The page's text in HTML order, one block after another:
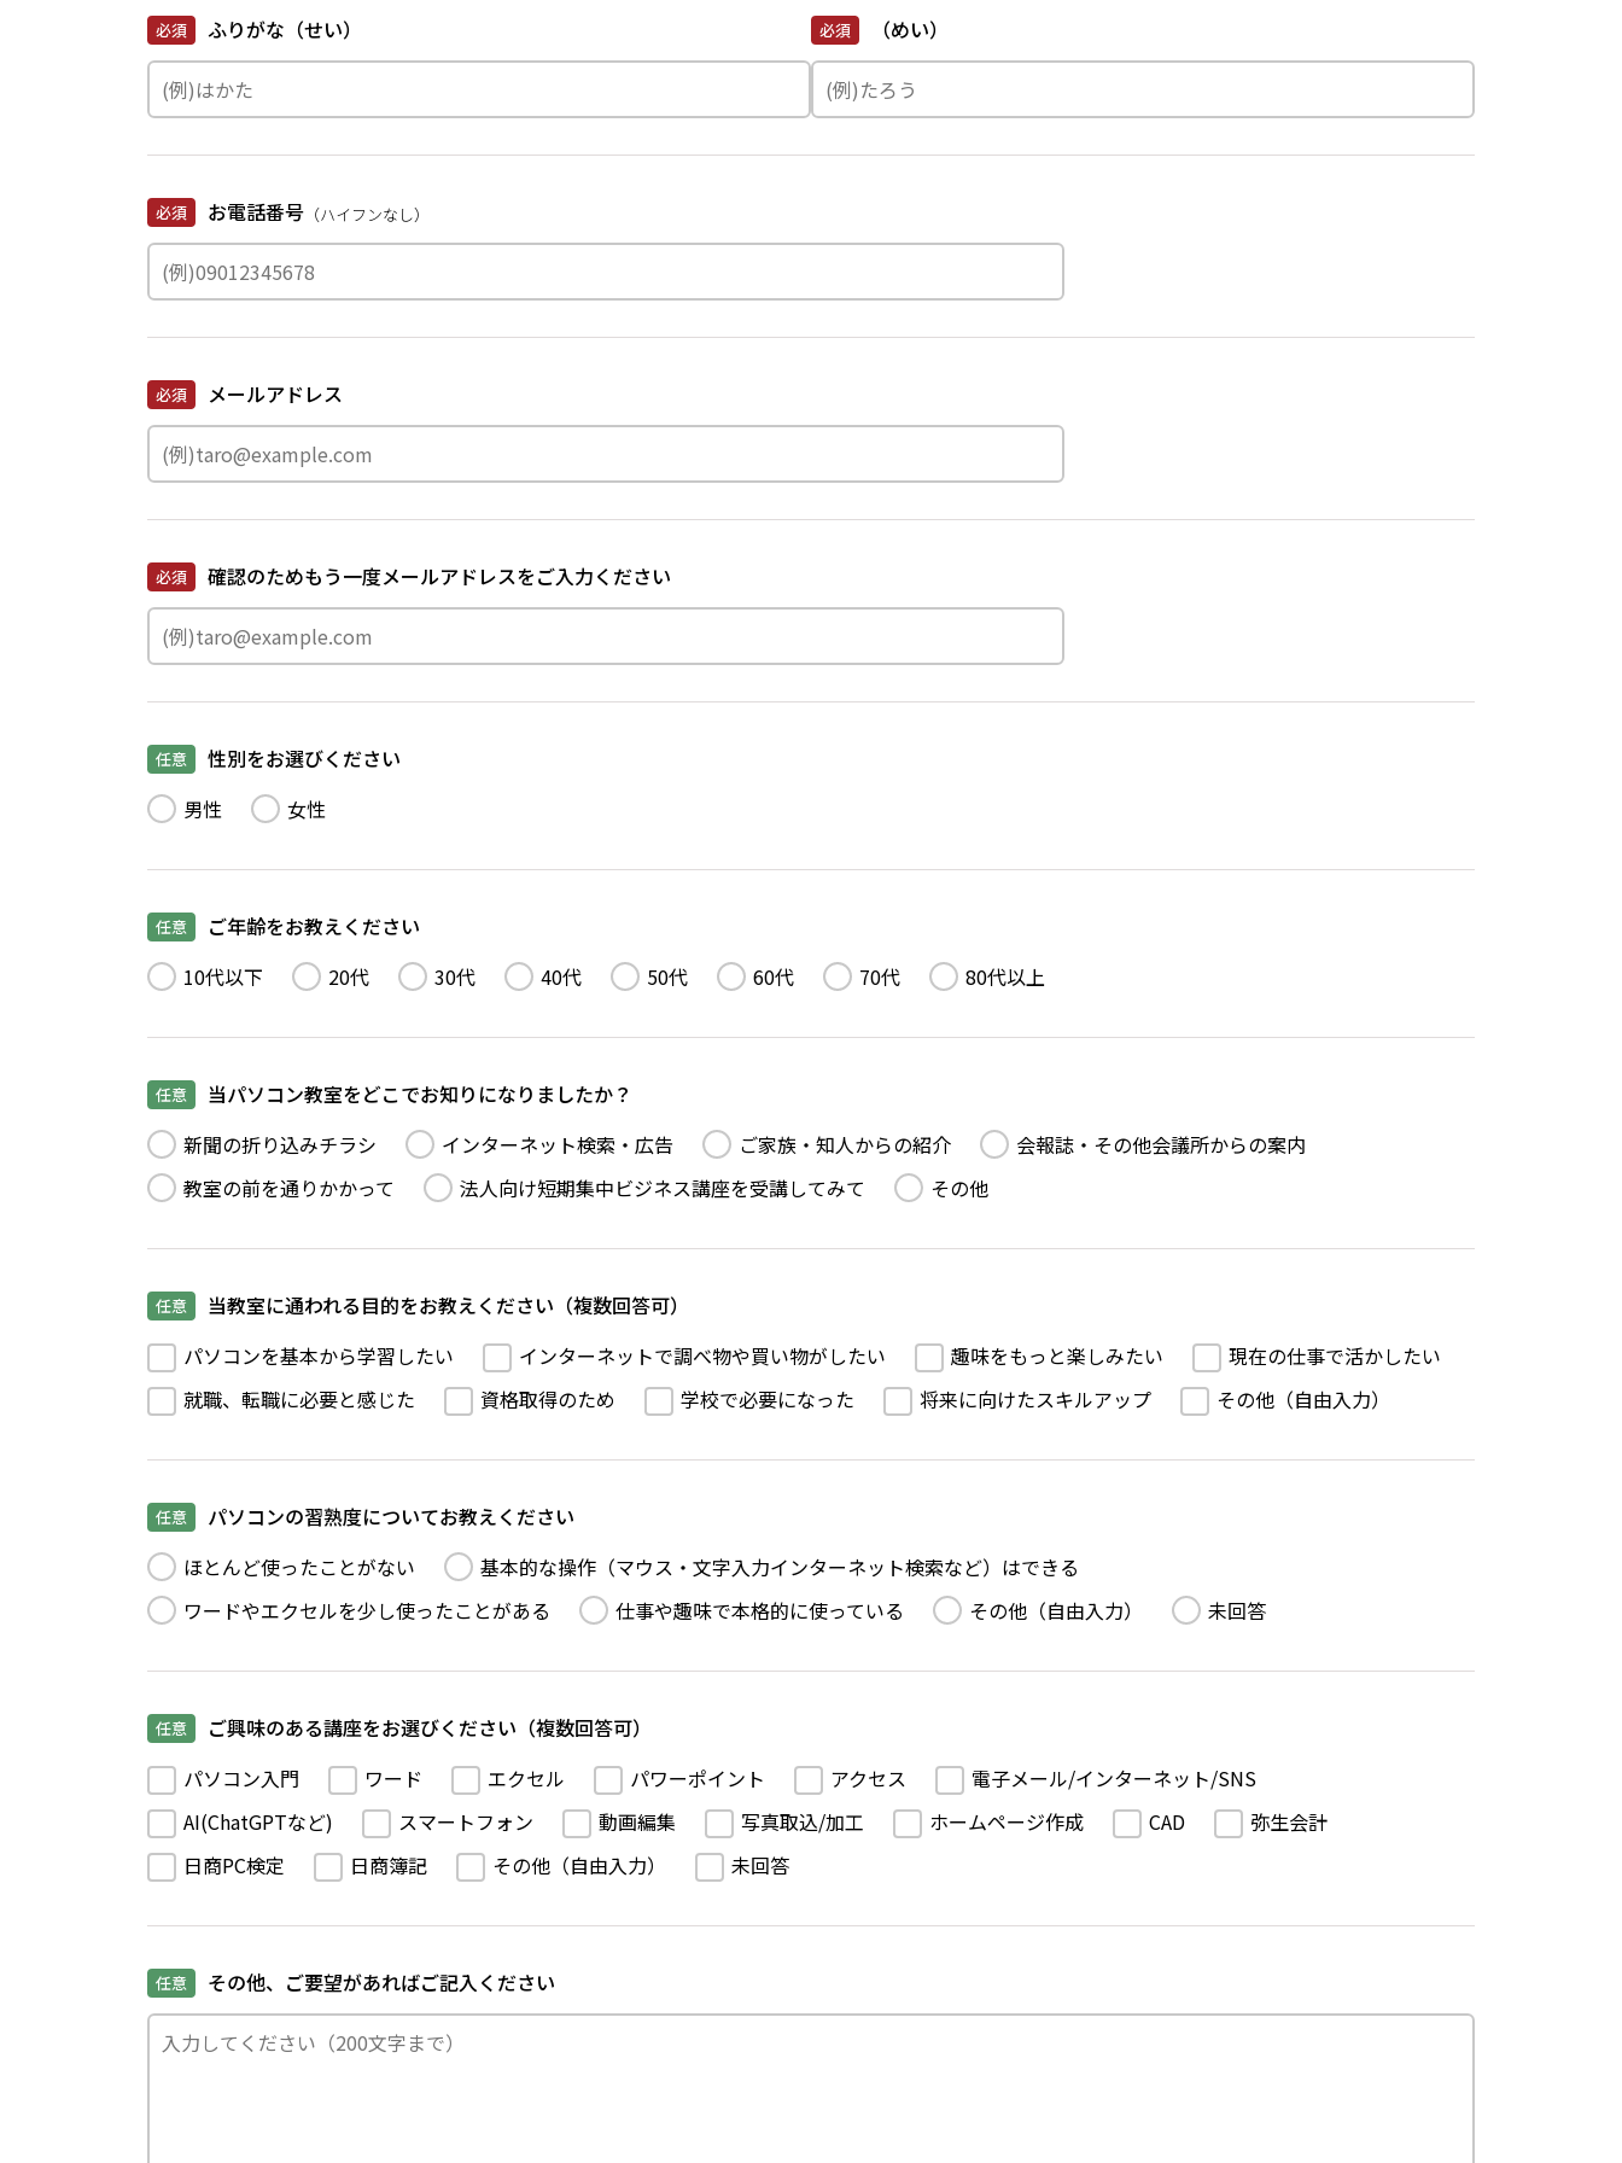
ふりがな（せい）
必須 （めい）
必須
お電話番号
必須 （ハイフンなし）
メールアドレス
必須
確認のためもう一度メールアドレスをご入力ください
必須
任意
性別をお選びください
男性
女性
任意
ご年齢をお教えください
10代以下
20代 30代 40代 50代 60代 70代 80代以上
任意
当パソコン教室をどこでお知りになりましたか？
新聞の折り込みチラシ
インターネット検索・広告 ご家族・知人からの紹介
会報誌・その他会議所からの案内
教室の前を通りかかって
法人向け短期集中ビジネス講座を受講してみて その他
任意
当教室に通われる目的をお教えください（複数回答可）
パソコンを基本から学習したい
インターネットで調べ物や買い物がしたい 趣味をもっと楽しみたい
現在の仕事で活かしたい
就職、転職に必要と感じた
資格取得のため 学校で必要になった 将来に向けたスキルアップ その他（自由入力）
任意
パソコンの習熟度についてお教えください
ほとんど使ったことがない
基本的な操作（マウス・文字入力インターネット検索など）はできる
ワードやエクセルを少し使ったことがある
仕事や趣味で本格的に使っている その他（自由入力） 未回答
任意
ご興味のある講座をお選びください（複数回答可）
パソコン入門
ワード エクセル パワーポイント アクセス
電子メール/インターネット/SNS
AI(ChatGPTなど)
スマートフォン 動画編集 写真取込/加工 ホームページ作成 CAD
弥生会計
日商PC検定
日商簿記 その他（自由入力） 未回答
その他、ご要望があればご記入ください
任意